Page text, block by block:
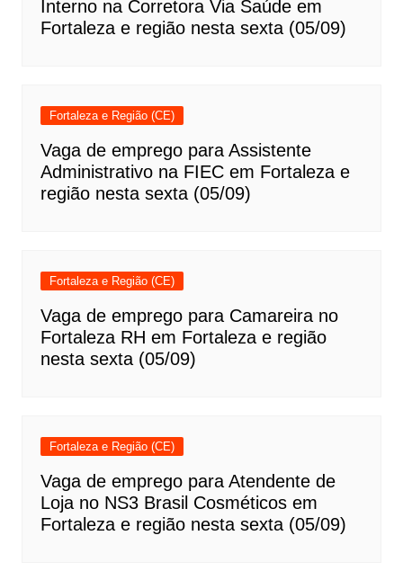
Interno na Corretora Via Saúde em
Fortaleza e região nesta sexta (05/09)
Fortaleza e Região (CE)
Vaga de emprego para Assistente
Administrativo na FIEC em Fortaleza e
região nesta sexta (05/09)
Fortaleza e Região (CE)
Vaga de emprego para Camareira no
Fortaleza RH em Fortaleza e região
nesta sexta (05/09)
Fortaleza e Região (CE)
Vaga de emprego para Atendente de
Loja no NS3 Brasil Cosméticos em
Fortaleza e região nesta sexta (05/09)